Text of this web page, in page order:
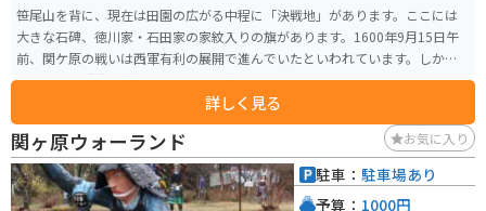
笹尾山を背に、現在は田園の広がる中程に「決戦地」があります。ここには
大きな石碑、徳川家・石田家の家紋入りの旗があります。1600年9月15日午
前、関ケ原の戦いは西軍有利の展開で進んでいたといわれています。しか
し、小早川秀秋の寝返りによって状況は一変します。これによって、一気に東
軍が優勢となり、奮闘むなしく西軍は敗北します。 そしてこの決戦地は、東
軍諸隊が三成の首級を狙って、最大級の激戦が繰り広げられた場所といわれ
ています。この地で激戦が繰り広げられていたのかと思うと、現在はのどか
なこの風景も全く見え方が変わってきます。
詳しく見る
関ヶ原ウォーランド お気に入り
駐車： 駐車場あり
予算： 1000円